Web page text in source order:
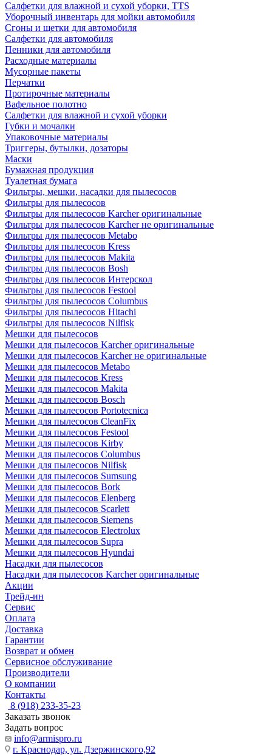
Салфетки для влажной и сухой уборки, TTS
Уборочный инвентарь для мойки автомобиля
Сгоны и щетки для автомобиля
Салфетки для автомобиля
Пенники для автомобиля
Расходные материалы
Мусорные пакеты
Перчатки
Протирочные материалы
Вафельное полотно
Салфетки для влажной и сухой уборки
Губки и мочалки
Упаковочные материалы
Триггеры, бутылки, дозаторы
Маски
Бумажная продукция
Туалетная бумага
Фильтры, мешки, насадки для пылесосов
Фильтры для пылесосов
Фильтры для пылесосов Karcher оригинальные
Фильтры для пылесосов Karcher не оригинальные
Фильтры для пылесосов Metabo
Фильтры для пылесосов Kress
Фильтры для пылесосов Makita
Фильтры для пылесосов Bosh
Фильтры для пылесосов Интерскол
Фильтры для пылесосов Festool
Фильтры для пылесосов Columbus
Фильтры для пылесосов Hitachi
Фильтры для пылесосов Nilfisk
Мешки для пылесосов
Мешки для пылесосов Karcher оригинальные
Мешки для пылесосов Karcher не оригинальные
Мешки для пылесосов Metabo
Мешки для пылесосов Kress
Мешки для пылесосов Makita
Мешки для пылесосов Bosch
Мешки для пылесосов Portotecnica
Мешки для пылесосов CleanFix
Мешки для пылесосов Festool
Мешки для пылесосов Kirby
Мешки для пылесосов Columbus
Мешки для пылесосов Nilfisk
Мешки для пылесосов Sumsung
Мешки для пылесосов Bork
Мешки для пылесосов Elenberg
Мешки для пылесосов Scarlett
Мешки для пылесосов Siemens
Мешки для пылесосов Electrolux
Мешки для пылесосов Supra
Мешки для пылесосов Hyundai
Насадки для пылесосов
Насадки для пылесосов Karcher оригинальные
Акции
Трейд-ин
Сервис
Оплата
Доставка
Гарантии
Возврат и обмен
Сервисное обслуживание
Производители
О компании
Контакты
8 (918) 233-35-23
Заказать звонок
Задать вопрос
info@armispro.ru
г. Краснодар, ул. Дзержинского,92